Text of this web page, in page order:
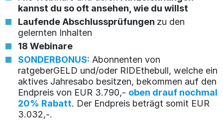
kannst du so oft ansehen, wie du willst
Laufende Abschlussprüfungen zu den
gelernten Inhalten
18 Webinare
SONDERBONUS: Abonnenten von
ratgeberGELD und/oder RIDEthebull, welche ein
aktives Jahresabo besitzen, bekommen auf den
Endpreis von EUR 3.790,- oben drauf nochmal
20% Rabatt. Der Endpreis beträgt somit EUR
3.032,-.